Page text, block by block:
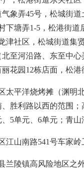
象弄45号，松城街
下塘弄1-5，松港街
津社区，松城街道集
至河沿路、东至中
花园12栋店面，松
太平洋烧烤摊（渊明
胜利路以西的范围
5单元、6单元；青
江山南路541号车家
兰陵镇高风险地区之